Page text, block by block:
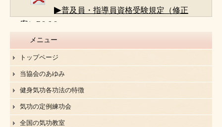
▶普及員・指導員資格受験規定（修正
案）R8.6.8
メニュー
トップページ
当協会のあゆみ
健身気功各功法の特徴
気功の定例練功会
全国の気功教室